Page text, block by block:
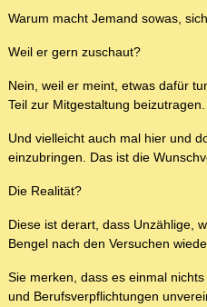
Warum macht Jemand sowas,
Weil er gern zuschaut?
Nein, weil er meint, etwas dafür
Teil zur Mitgestaltung beizutragen.
Und vielleicht auch mal hier und
einzubringen. Das ist die
Die Realität?
Diese ist derart, dass Unzählige,
Bengel nach den Versuchen
Sie merken, dass es einmal
und Berufsverpflichtungen